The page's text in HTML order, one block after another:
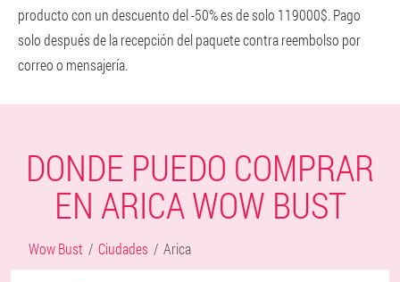
producto con un descuento del -50% es de solo 119000$. Pago
solo después de la recepción del paquete contra reembolso por
correo o mensajería.
DONDE PUEDO COMPRAR
EN ARICA WOW BUST
Wow Bust Ciudades Arica